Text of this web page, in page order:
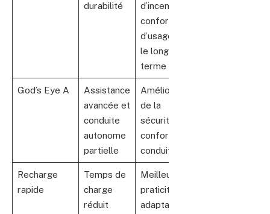
durabilité
d’incendie,
confort
d’usage sur
le long
terme
God’s Eye A
Assistance
avancée et
conduite
autonome
partielle
Amélioration
de la
sécurité et
confort de
conduite
Recharge
rapide
Temps de
charge
réduit
Meilleure
praticité et
adaptabilité